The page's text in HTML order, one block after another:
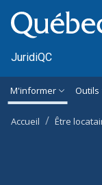
Ignorer et
M'informer Outils
Accueil Être